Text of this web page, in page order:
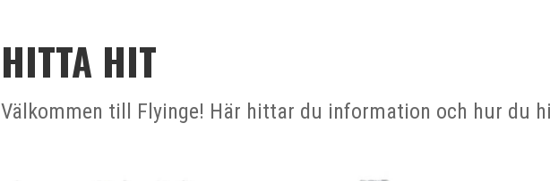
HITTA HIT
Välkommen till Flyinge! Här hittar du information och hur du